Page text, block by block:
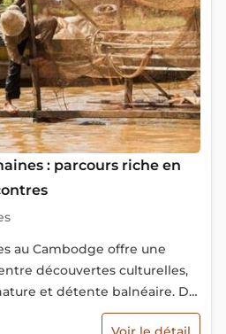
: parcours riche en
au Cambodge offre une
découvertes culturelles,
et détente balnéaire. De
ville coloniale, aux temples